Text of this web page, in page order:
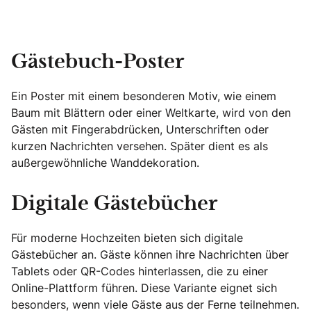
Gästebuch-Poster
Ein Poster mit einem besonderen Motiv, wie einem
Baum mit Blättern oder einer Weltkarte, wird von den
Gästen mit Fingerabdrücken, Unterschriften oder
kurzen Nachrichten versehen. Später dient es als
außergewöhnliche Wanddekoration.
Digitale Gästebücher
Für moderne Hochzeiten bieten sich digitale
Gästebücher an. Gäste können ihre Nachrichten über
Tablets oder QR-Codes hinterlassen, die zu einer
Online-Plattform führen. Diese Variante eignet sich
besonders, wenn viele Gäste aus der Ferne teilnehmen.